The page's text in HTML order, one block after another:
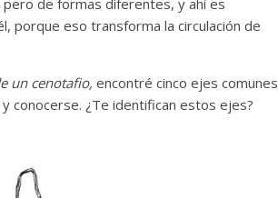
de formas diferentes, y ahí es
porque eso transforma la circulación de
un cenotafio, encontré cinco ejes comunes
conocerse. ¿Te identifican estos ejes?